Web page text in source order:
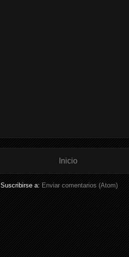
Inicio
Suscribirse a: Enviar comentarios (Atom)